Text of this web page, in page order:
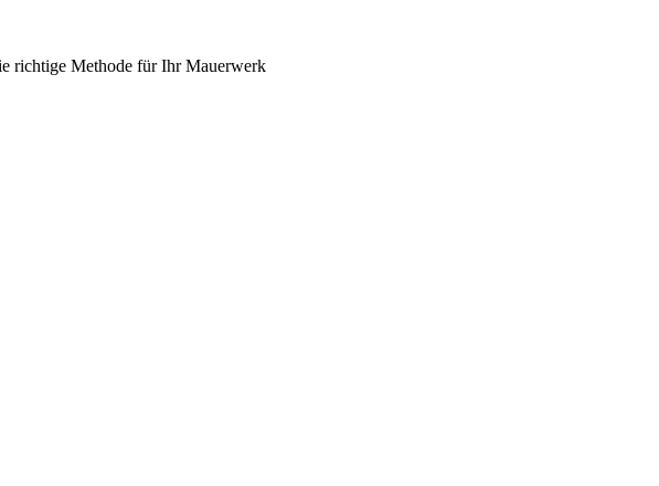
richtige Methode für Ihr Mauerwerk